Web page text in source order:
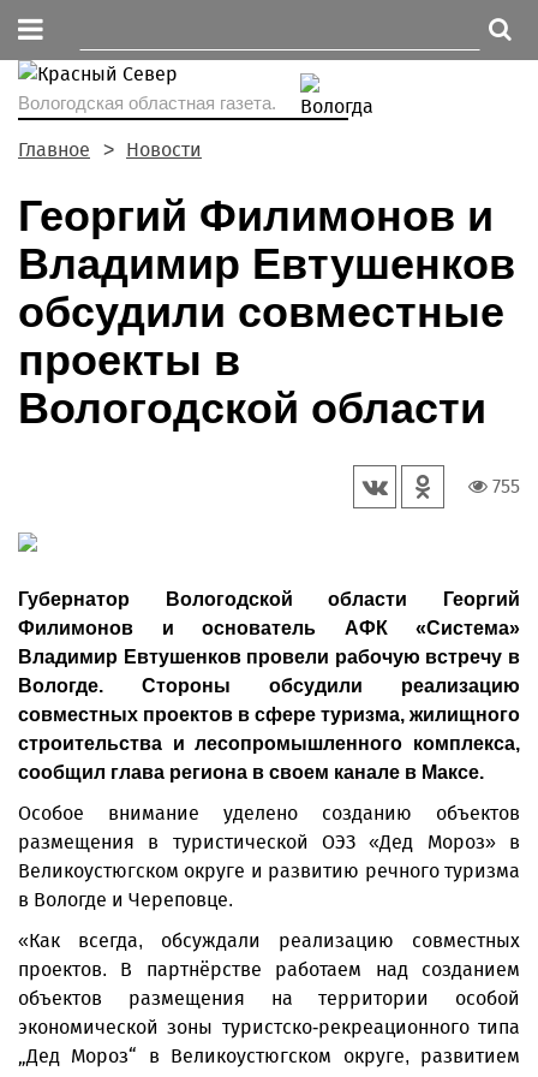
Вологодская областная газета.
Главное Новости
Георгий Филимонов и
Владимир Евтушенков
обсудили совместные
проекты в
Вологодской области
755
Губернатор Вологодской области Георгий
Филимонов и основатель АФК «Система»
Владимир Евтушенков провели рабочую встречу в
Вологде. Стороны обсудили реализацию
совместных проектов в сфере туризма, жилищного
строительства и лесопромышленного комплекса,
сообщил глава региона в своем канале в Максе.
Особое внимание уделено созданию объектов
размещения в туристической ОЭЗ «Дед Мороз» в
Великоустюгском округе и развитию речного туризма
в Вологде и Череповце.
«Как всегда, обсуждали реализацию совместных
проектов. В партнёрстве работаем над созданием
объектов размещения на территории особой
экономической зоны туристско-рекреационного типа
„Дед Мороз“ в Великоустюгском округе, развитием